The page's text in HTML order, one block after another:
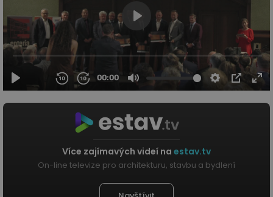
Více zajímavých videí na estav.tv
On-line televize pro architekturu, stavbu a bydlení